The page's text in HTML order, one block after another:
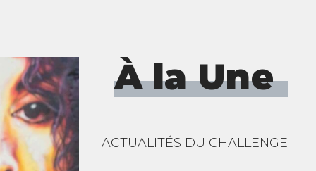
À la Une
ACTUALITÉS DU CHALLENGE